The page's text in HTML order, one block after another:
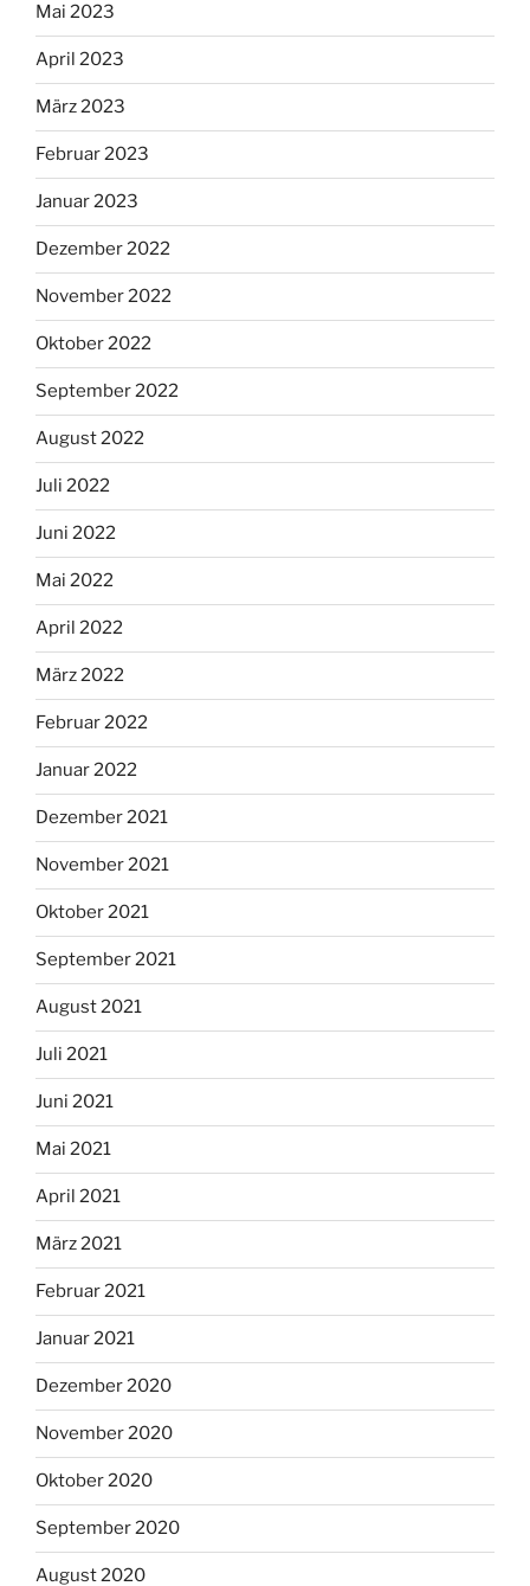
Mai 2023
April 2023
März 2023
Februar 2023
Januar 2023
Dezember 2022
November 2022
Oktober 2022
September 2022
August 2022
Juli 2022
Juni 2022
Mai 2022
April 2022
März 2022
Februar 2022
Januar 2022
Dezember 2021
November 2021
Oktober 2021
September 2021
August 2021
Juli 2021
Juni 2021
Mai 2021
April 2021
März 2021
Februar 2021
Januar 2021
Dezember 2020
November 2020
Oktober 2020
September 2020
August 2020